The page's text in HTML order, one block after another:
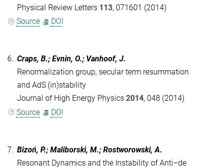
Physical Review Letters 113, 071601 (2014)
Source
DOI
6. Craps, B.; Evnin, O.; Vanhoof, J.
Renormalization group, secular term resummation
and AdS (in)stability
Journal of High Energy Physics 2014, 048 (2014)
Source
DOI
7. Bizoń, P.; Maliborski, M.; Rostworowski, A.
Resonant Dynamics and the Instability of Anti–de